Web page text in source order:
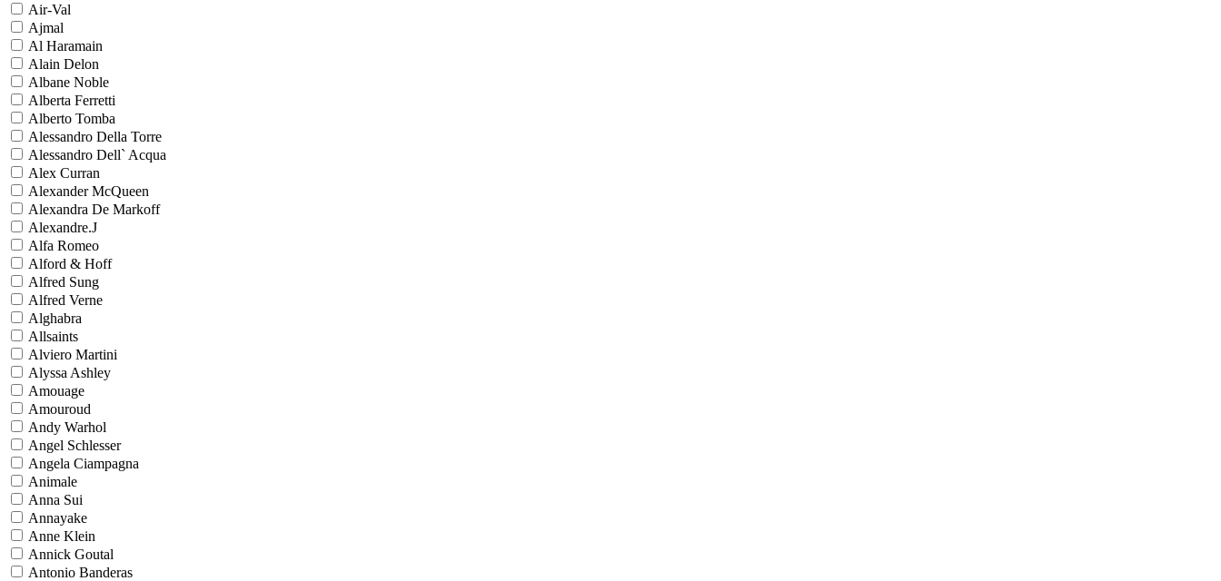
Air-Val
Ajmal
Al Haramain
Alain Delon
Albane Noble
Alberta Ferretti
Alberto Tomba
Alessandro Della Torre
Alessandro Dell` Acqua
Alex Curran
Alexander McQueen
Alexandra De Markoff
Alexandre.J
Alfa Romeo
Alford & Hoff
Alfred Sung
Alfred Verne
Alghabra
Allsaints
Alviero Martini
Alyssa Ashley
Amouage
Amouroud
Andy Warhol
Angel Schlesser
Angela Ciampagna
Animale
Anna Sui
Annayake
Anne Klein
Annick Goutal
Antonio Banderas